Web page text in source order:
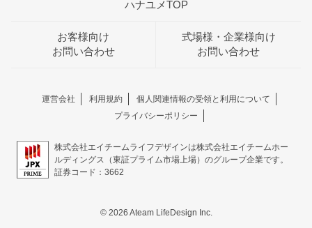
ハナユメTOP
お客様向け
お問い合わせ
式場様・企業様向け
お問い合わせ
運営会社 利用規約
個人関連情報の受領と利用について
プライバシーポリシー
株式会社エイチームライフデザインは株式会社エイチームホー
ルディングス（東証プライム市場上場）のグループ企業です。
証券コード：3662
© 2026 Ateam LifeDesign Inc.